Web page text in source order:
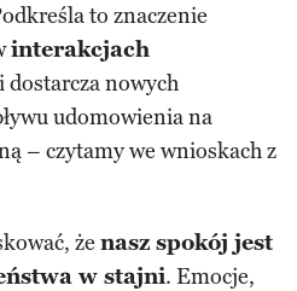
to znaczenie
interakcjach
i dostarcza nowych
udomowienia na
– czytamy we wnioskach z
że nasz spokój jest
w stajni. Emocje,